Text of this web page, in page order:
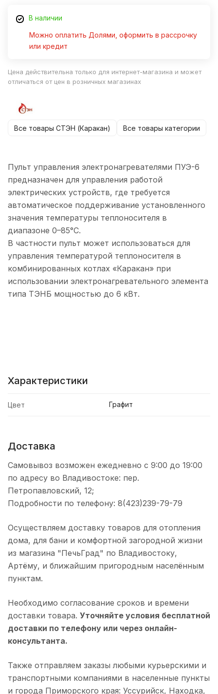
В наличии
Можно оплатить Долями, оформить в рассрочку
или кредит
Цена действительна только для интернет-магазина и может
отличаться от цен в розничных магазинах
Все товары СТЭН (Каракан) Все товары категории
Пульт управления электронагревателями ПУЭ-6
предназначен для управления работой
электрических устройств, где требуется
автоматическое поддерживание установленного
значения температуры теплоносителя в
диапазоне 0–85°С.
В частности пульт может использоваться для
управления температурой теплоносителя в
комбинированных котлах «Каракан» при
использовании электронагревательного элемента
типа ТЭНБ мощностью до 6 кВт.
Характеристики
Цвет Графит
Доставка
Самовывоз возможен ежедневно с 9:00 до 19:00
по адресу во Владивостоке: пер.
Петропавловский, 12;
Подробности по телефону: 8(423)239-79-79
Осуществляем доставку товаров для отопления
дома, для бани и комфортной загородной жизни
из магазина "ПечьГрад" по Владивостоку,
Артёму, и ближайшим пригородным населённым
пунктам.
Необходимо согласование сроков и времени
доставки товара. Уточняйте условия бесплатной
доставки по телефону или через онлайн-
консультанта.
Также отправляем заказы любыми курьерскими и
транспортными компаниями в населенные пункты
и города Приморского края: Уссурийск, Находка,